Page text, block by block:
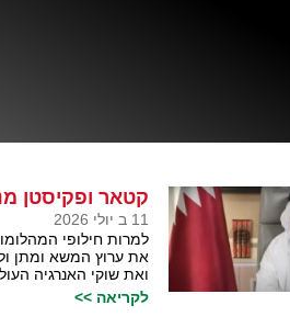
קטאר ופקיסטן
11 ב יולי 2026
למרות חילופי
את ערוץ המשא ומתן
ואת שוקי האנרגיה
לקריאה >>